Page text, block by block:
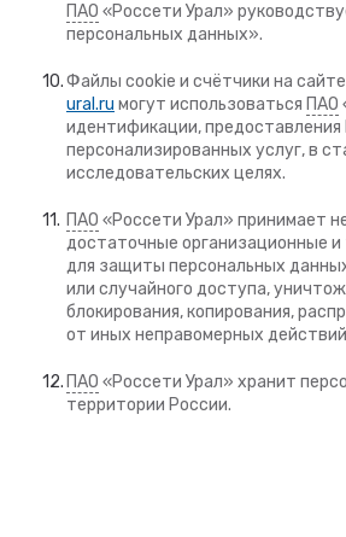
ПАО «Россети Урал»
персональных данных».
Файлы cookie и счётчики на сайте
ural.ru могут использоваться ПАО
идентификации,
персонализированных услуг, в
исследовательских целях.
ПАО «Россети Урал» принимает
достаточные организационные
для защиты персональных
или случайного доступа,
блокирования, копирования,
от иных неправомерных
ПАО «Россети Урал» хранит
территории России.